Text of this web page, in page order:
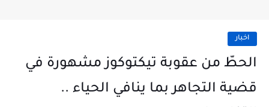
اخبار
الحطّ من عقوبة تيكتوكوز مشهورة في
قضية التجاهر بما ينافي الحياء ..